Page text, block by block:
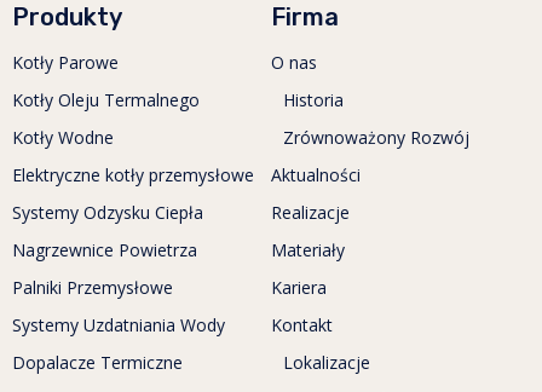
Produkty
Kotły Parowe
Kotły Oleju Termalnego
Kotły Wodne
Elektryczne kotły przemysłowe
Systemy Odzysku Ciepła
Nagrzewnice Powietrza
Palniki Przemysłowe
Systemy Uzdatniania Wody
Dopalacze Termiczne
Firma
O nas
Historia
Zrównoważony Rozwój
Aktualności
Realizacje
Materiały
Kariera
Kontakt
Lokalizacje